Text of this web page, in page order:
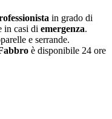
in grado di
in casi di emergenza.
e serrande.
è disponibile 24 ore